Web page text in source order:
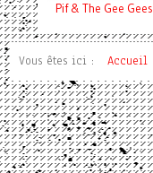
Pif& The Gee Gees
Vous êtes ici : Accueil